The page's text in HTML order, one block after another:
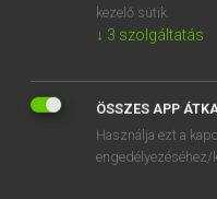
SÜTI
kezelő sütik.
↓ 3 szolgáltatás
ÖSSZES APP
Használja ezt a
engedélyezéséhez/